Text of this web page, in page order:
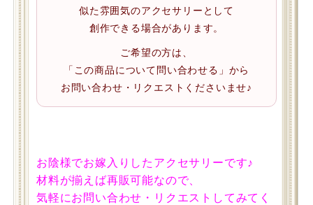
似た雰囲気のアクセサリーとして
創作できる場合があります。
ご希望の方は、
「この商品について問い合わせる」から
お問い合わせ・リクエストくださいませ♪
お陰様でお嫁入りしたアクセサリーです♪
材料が揃えば再販可能なので、
気軽にお問い合わせ・リクエストしてみてく